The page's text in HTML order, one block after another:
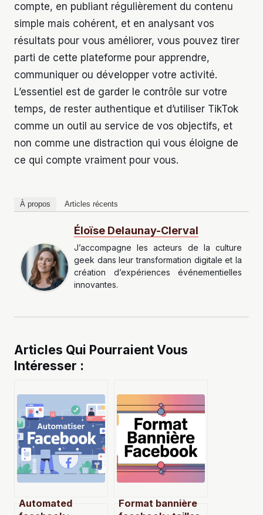
compte, en publiant régulièrement du contenu
simple mais cohérent, et en analysant vos
résultats pour vous améliorer, vous pouvez tirer
parti de cette plateforme pour apprendre,
communiquer ou développer votre activité.
L’essentiel est de garder le contrôle sur votre
temps, de rester authentique et d’utiliser TikTok
comme un outil au service de vos objectifs, et
non comme une distraction qui vous éloigne de
ce qui compte vraiment pour vous.
À propos Articles récents
Éloïse Delaunay-Clerval
J’accompagne les acteurs de la culture
geek dans leur transformation digitale et la
création d’expériences événementielles
innovantes.
Articles Qui Pourraient Vous
Intéresser :
Automated
Format bannière